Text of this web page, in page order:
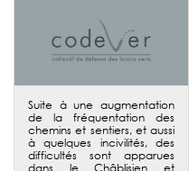
Suite à une augmentation
de la fréquentation des
chemins et sentiers, et aussi
à quelques incivilités, des
difficultés sont apparues
dans le Châblisien et